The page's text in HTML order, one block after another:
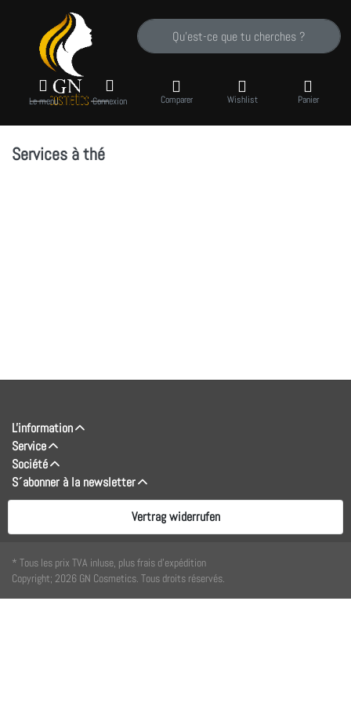
Saisissez un terme de recherche. Pendant
Le menu Connexion Comparer Wishlist Panier
Services à thé
L'information
Service
Société
S´abonner à la newsletter
Vertrag widerrufen
* Tous les prix TVA inluse, plus frais d'expédition
Copyright; 2026 GN Cosmetics. Tous droits réservés.